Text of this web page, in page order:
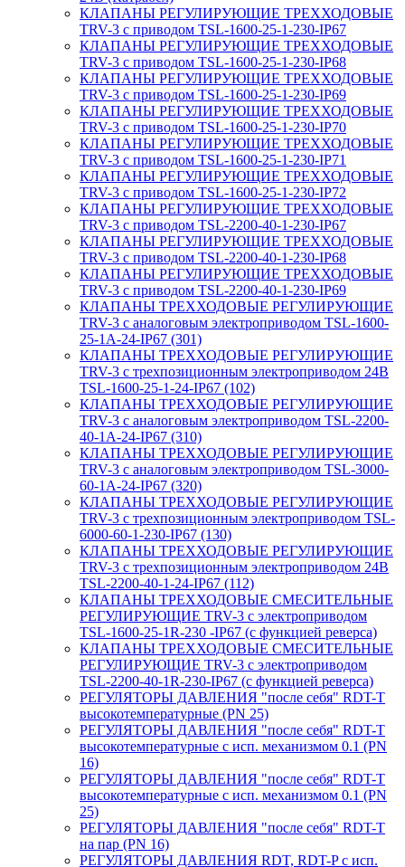
КЛАПАНЫ РЕГУЛИРУЮЩИЕ ТРЕХХОДОВЫЕ
TRV-3 с приводом TSL-1600-25-1-230-IP67
КЛАПАНЫ РЕГУЛИРУЮЩИЕ ТРЕХХОДОВЫЕ
TRV-3 с приводом TSL-1600-25-1-230-IP68
КЛАПАНЫ РЕГУЛИРУЮЩИЕ ТРЕХХОДОВЫЕ
TRV-3 с приводом TSL-1600-25-1-230-IP69
КЛАПАНЫ РЕГУЛИРУЮЩИЕ ТРЕХХОДОВЫЕ
TRV-3 с приводом TSL-1600-25-1-230-IP70
КЛАПАНЫ РЕГУЛИРУЮЩИЕ ТРЕХХОДОВЫЕ
TRV-3 с приводом TSL-1600-25-1-230-IP71
КЛАПАНЫ РЕГУЛИРУЮЩИЕ ТРЕХХОДОВЫЕ
TRV-3 с приводом TSL-1600-25-1-230-IP72
КЛАПАНЫ РЕГУЛИРУЮЩИЕ ТРЕХХОДОВЫЕ
TRV-3 с приводом TSL-2200-40-1-230-IP67
КЛАПАНЫ РЕГУЛИРУЮЩИЕ ТРЕХХОДОВЫЕ
TRV-3 с приводом TSL-2200-40-1-230-IP68
КЛАПАНЫ РЕГУЛИРУЮЩИЕ ТРЕХХОДОВЫЕ
TRV-3 с приводом TSL-2200-40-1-230-IP69
КЛАПАНЫ ТРЕХХОДОВЫЕ РЕГУЛИРУЮЩИЕ
TRV-3 с аналоговым электроприводом TSL-1600-
25-1А-24-IP67 (301)
КЛАПАНЫ ТРЕХХОДОВЫЕ РЕГУЛИРУЮЩИЕ
TRV-3 с трехпозиционным электроприводом 24В
TSL-1600-25-1-24-IP67 (102)
КЛАПАНЫ ТРЕХХОДОВЫЕ РЕГУЛИРУЮЩИЕ
TRV-3 с аналоговым электроприводом TSL-2200-
40-1А-24-IP67 (310)
КЛАПАНЫ ТРЕХХОДОВЫЕ РЕГУЛИРУЮЩИЕ
TRV-3 с аналоговым электроприводом TSL-3000-
60-1А-24-IP67 (320)
КЛАПАНЫ ТРЕХХОДОВЫЕ РЕГУЛИРУЮЩИЕ
TRV-3 с трехпозиционным электроприводом TSL-
6000-60-1-230-IP67 (130)
КЛАПАНЫ ТРЕХХОДОВЫЕ РЕГУЛИРУЮЩИЕ
TRV-3 с трехпозиционным электроприводом 24В
TSL-2200-40-1-24-IP67 (112)
КЛАПАНЫ ТРЕХХОДОВЫЕ СМЕСИТЕЛЬНЫЕ
РЕГУЛИРУЮЩИЕ TRV-3 с электроприводом
TSL-1600-25-1R-230 -IP67 (с функцией реверса)
КЛАПАНЫ ТРЕХХОДОВЫЕ СМЕСИТЕЛЬНЫЕ
РЕГУЛИРУЮЩИЕ TRV-3 с электроприводом
TSL-2200-40-1R-230-IP67 (с функцией реверса)
РЕГУЛЯТОРЫ ДАВЛЕНИЯ "после себя" RDT-T
высокотемпературные (PN 25)
РЕГУЛЯТОРЫ ДАВЛЕНИЯ "после себя" RDT-T
высокотемпературные с исп. механизмом 0.1 (PN
16)
РЕГУЛЯТОРЫ ДАВЛЕНИЯ "после себя" RDT-T
высокотемпературные с исп. механизмом 0.1 (PN
25)
РЕГУЛЯТОРЫ ДАВЛЕНИЯ "после себя" RDT-T
на пар (PN 16)
РЕГУЛЯТОРЫ ДАВЛЕНИЯ RDT, RDT-P с исп.